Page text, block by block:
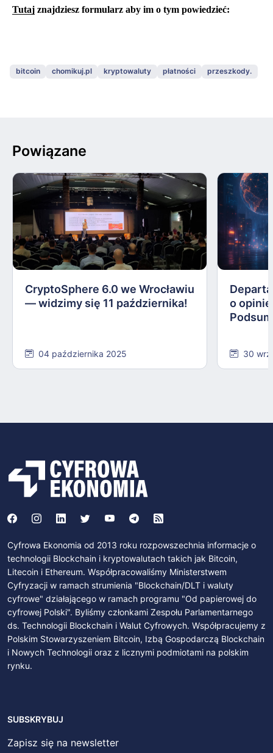
Tutaj znajdziesz formularz aby im o tym powiedzieć:
bitcoin chomikuj.pl kryptowaluty płatności przeszkody.
Powiązane
CryptoSphere 6.0 we Wrocławiu
— widzimy się 11 października!
04 października 2025
o opinie
30
Cyfrowa Ekonomia od 2013 roku rozpowszechnia informacje o
technologii Blockchain i kryptowalutach takich jak Bitcoin,
Litecoin i Ethereum. Współpracowaliśmy Ministerstwem
Cyfryzacji w ramach strumienia "Blockchain/DLT i waluty
cyfrowe" działającego w ramach programu "Od papierowej do
cyfrowej Polski". Byliśmy członkami Zespołu Parlamentarnego
ds. Technologii Blockchain i Walut Cyfrowych. Współpracujemy z
Polskim Stowarzyszeniem Bitcoin, Izbą Gospodarczą Blockchain
i Nowych Technologii oraz z licznymi podmiotami na polskim
rynku.
SUBSKRYBUJ
Zapisz się na newsletter